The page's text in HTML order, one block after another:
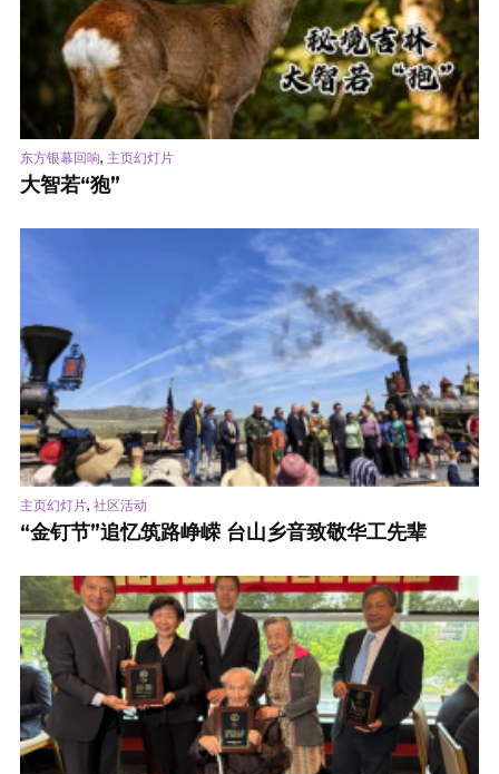
东方银幕回响, 主页幻灯片
大智若“狍”
主页幻灯片, 社区活动
“金钉节”追忆筑路峥嵘 台山乡音致敬华工先辈